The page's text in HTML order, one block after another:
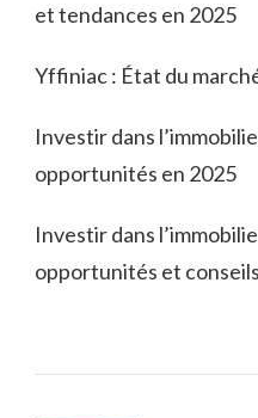
et tendances en 2025
Yffiniac : État du
Investir dans
opportunités en 2025
Investir dans
opportunités et conseils